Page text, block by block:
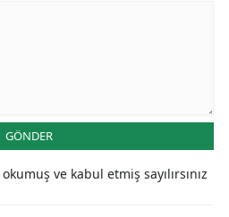
GÖNDER
okumuş ve kabul etmiş sayılırsınız